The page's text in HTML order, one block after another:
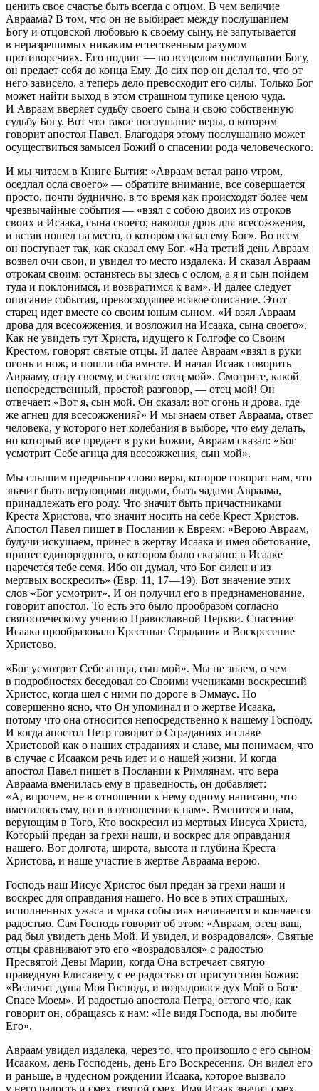
ценить свое счастье быть всегда с отцом. В чем величие
Авраама? В том, что он не выбирает между послушанием
Богу и отцовской любовью к своему сыну, не запутывается
в неразрешимых никаким естественным разумом
противоречиях. Его подвиг — во всецелом послушании Богу,
он предает себя до конца Ему. До сих пор он делал то, что от
него зависело, а теперь дело превосходит его силы. Только Бог
может найти выход в этом страшном тупике ценою чуда.
И Авраам вверяет судьбу своего сына и свою собственную
судьбу Богу. Вот что такое послушание веры, о котором
говорит апостол Павел. Благодаря этому послушанию может
осуществиться замысел Божий о спасении рода человеческого.
И мы читаем в Книге Бытия: «Авраам встал рано утром,
оседлал осла своего» — обратите внимание, все совершается
просто, почти буднично, в то время как происходят более чем
чрезвычайные события — «взял с собою двоих из отроков
своих и Исаака, сына своего; наколол дров для всесожжения,
и встав пошел на место, о котором сказал ему Бог». Во всем
он поступает так, как сказал ему Бог. «На третий день Авраам
возвел очи свои, и увидел то место издалека. И сказал Авраам
отрокам своим: останьтесь вы здесь с ослом, а я и сын пойдем
туда и поклонимся, и возвратимся к вам». И далее следует
описание события, превосходящее всякое описание. Этот
старец идет вместе со своим юным сыном. «И взял Авраам
дрова для всесожжения, и возложил на Исаака, сына своего».
Как не увидеть тут Христа, идущего к Голгофе со Своим
Крестом, говорят святые отцы. И далее Авраам «взял в руки
огонь и нож, и пошли оба вместе. И начал Исаак говорить
Аврааму, отцу своему, и сказал: отец мой». Смотрите, какой
непосредственный, простой разговор, — отец мой! Он
отвечает: «Вот я, сын мой. Он сказал: вот огонь и дрова, где
же агнец для всесожжения?» И мы знаем ответ Авраама, ответ
человека, у которого нет колебания в выборе, что ему делать,
но который все предает в руки Божии, Авраам сказал: «Бог
усмотрит Себе агнца для всесожжения, сын мой».
Мы слышим предельное слово веры, которое говорит нам, что
значит быть верующими людьми, быть чадами Авраама,
принадлежать его роду. Что значит быть причастниками
Креста Христова, что значит носить на себе Крест Христов.
Апостол Павел пишет в Послании к Евреям: «Верою Авраам,
будучи искушаем, принес в жертву Исаака и имея обетование,
принес единородного, о котором было сказано: в Исааке
наречется тебе семя. Ибо он думал, что Бог силен и из
мертвых воскресить» (Евр. 11, 17—19). Вот значение этих
слов «Бог усмотрит». И он получил его в предзнаменование,
говорит апостол. То есть это было прообразом согласно
святоотеческому учению Православной Церкви. Спасение
Исаака прообразовало Крестные Страдания и Воскресение
Христово.
«Бог усмотрит Себе агнца, сын мой». Мы не знаем, о чем
в подробностях беседовал со Своими учениками воскресший
Христос, когда шел с ними по дороге в Эммаус. Но
совершенно ясно, что Он упоминал и о жертве Исаака,
потому что она относится непосредственно к нашему Господу.
И когда апостол Петр говорит о Страданиях и славе
Христовой как о наших страданиях и славе, мы понимаем, что
в случае с Исааком речь идет и о нашей жизни. И когда
апостол Павел пишет в Послании к Римлянам, что вера
Авраама вменилась ему в праведность, он добавляет:
«А, впрочем, не в отношении к нему одному написано, что
вменилось ему, но и в отношении к нам». Вменится и нам,
верующим в Того, Кто воскресил из мертвых Иисуса Христа,
Который предан за грехи наши, и воскрес для оправдания
нашего. Вот долгота, широта, высота и глубина Креста
Христова, и наше участие в жертве Авраама верою.
Господь наш Иисус Христос был предан за грехи наши и
воскрес для оправдания нашего. Но все в этих страшных,
исполненных ужаса и мрака событиях начинается и кончается
радостью. Сам Господь говорит об этом: «Авраам, отец ваш,
рад был увидеть день Мой. И увидел, и возрадовался». Святые
отцы сравнивают это его «возрадовался» с радостью
Пресвятой Девы Марии, когда Она встречает святую
праведную Елисавету, с ее радостью от присутствия Божия:
«Величит душа Моя Господа, и возрадовася дух Мой о Бозе
Спасе Моем». И радостью апостола Петра, оттого что, как
говорит он, обращаясь к нам: «Не видя Господа, вы любите
Его».
Авраам увидел издалека, через то, что произошло с его сыном
Исааком, день Господень, день Его Воскресения. Он видел его
и раньше, в чудесном рождении Исаака, которое вызвало
у него радость и смех, святой смех. Имя Исаак значит смех.